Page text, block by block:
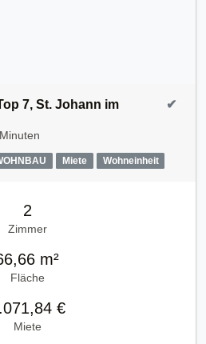
7, St. Johann im
Miete Wohneinheit
✔
2
Zimmer
m²
Fläche
€
Miete